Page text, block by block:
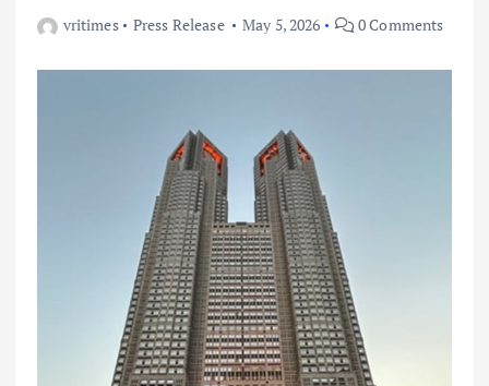
vritimes Press Release May 5, 2026 0 Comments